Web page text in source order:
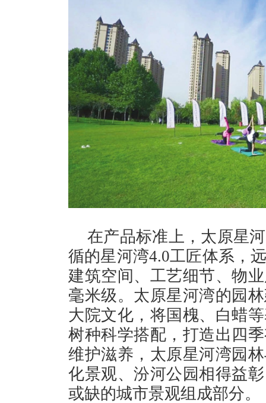
在产品标准上，太原星
循的星河湾4.0工匠体系，
建筑空间、工艺细节、物
毫米级。太原星河湾的园
大院文化，将国槐、白蜡
树种科学搭配，打造出四
维护滋养，太原星河湾园
化景观、汾河公园相得益
或缺的城市景观组成部分。